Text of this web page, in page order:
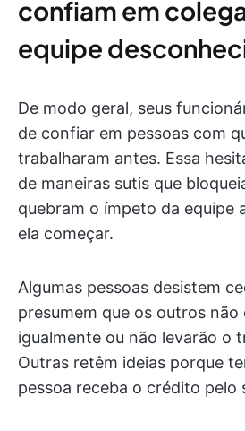
confiam em
equipe
De modo geral, seus
de confiar em pessoas com
trabalharam antes. Essa
de maneiras sutis que
quebram o ímpeto da equipe
ela começar.
Algumas pessoas desistem
presumem que os outros
igualmente ou não levarão o
Outras retêm ideias porque
pessoa receba o crédito pelo